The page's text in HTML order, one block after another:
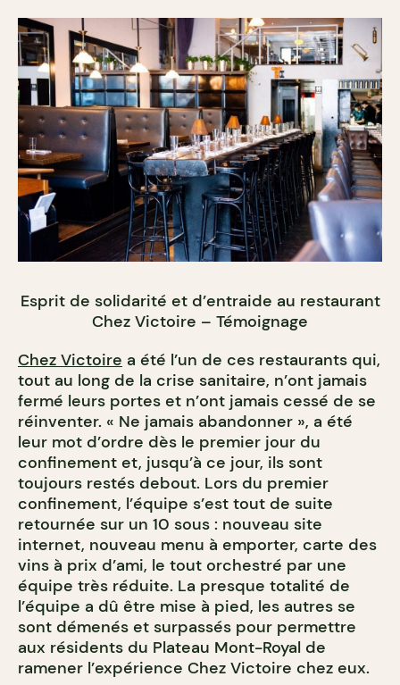
Esprit de solidarité et d’entraide au restaurant
Chez Victoire – Témoignage
Chez Victoire a été l’un de ces restaurants qui,
tout au long de la crise sanitaire, n’ont jamais
fermé leurs portes et n’ont jamais cessé de se
réinventer. « Ne jamais abandonner », a été
leur mot d’ordre dès le premier jour du
confinement et, jusqu’à ce jour, ils sont
toujours restés debout. Lors du premier
confinement, l’équipe s’est tout de suite
retournée sur un 10 sous : nouveau site
internet, nouveau menu à emporter, carte des
vins à prix d’ami, le tout orchestré par une
équipe très réduite. La presque totalité de
l’équipe a dû être mise à pied, les autres se
sont démenés et surpassés pour permettre
aux résidents du Plateau Mont-Royal de
ramener l’expérience Chez Victoire chez eux.